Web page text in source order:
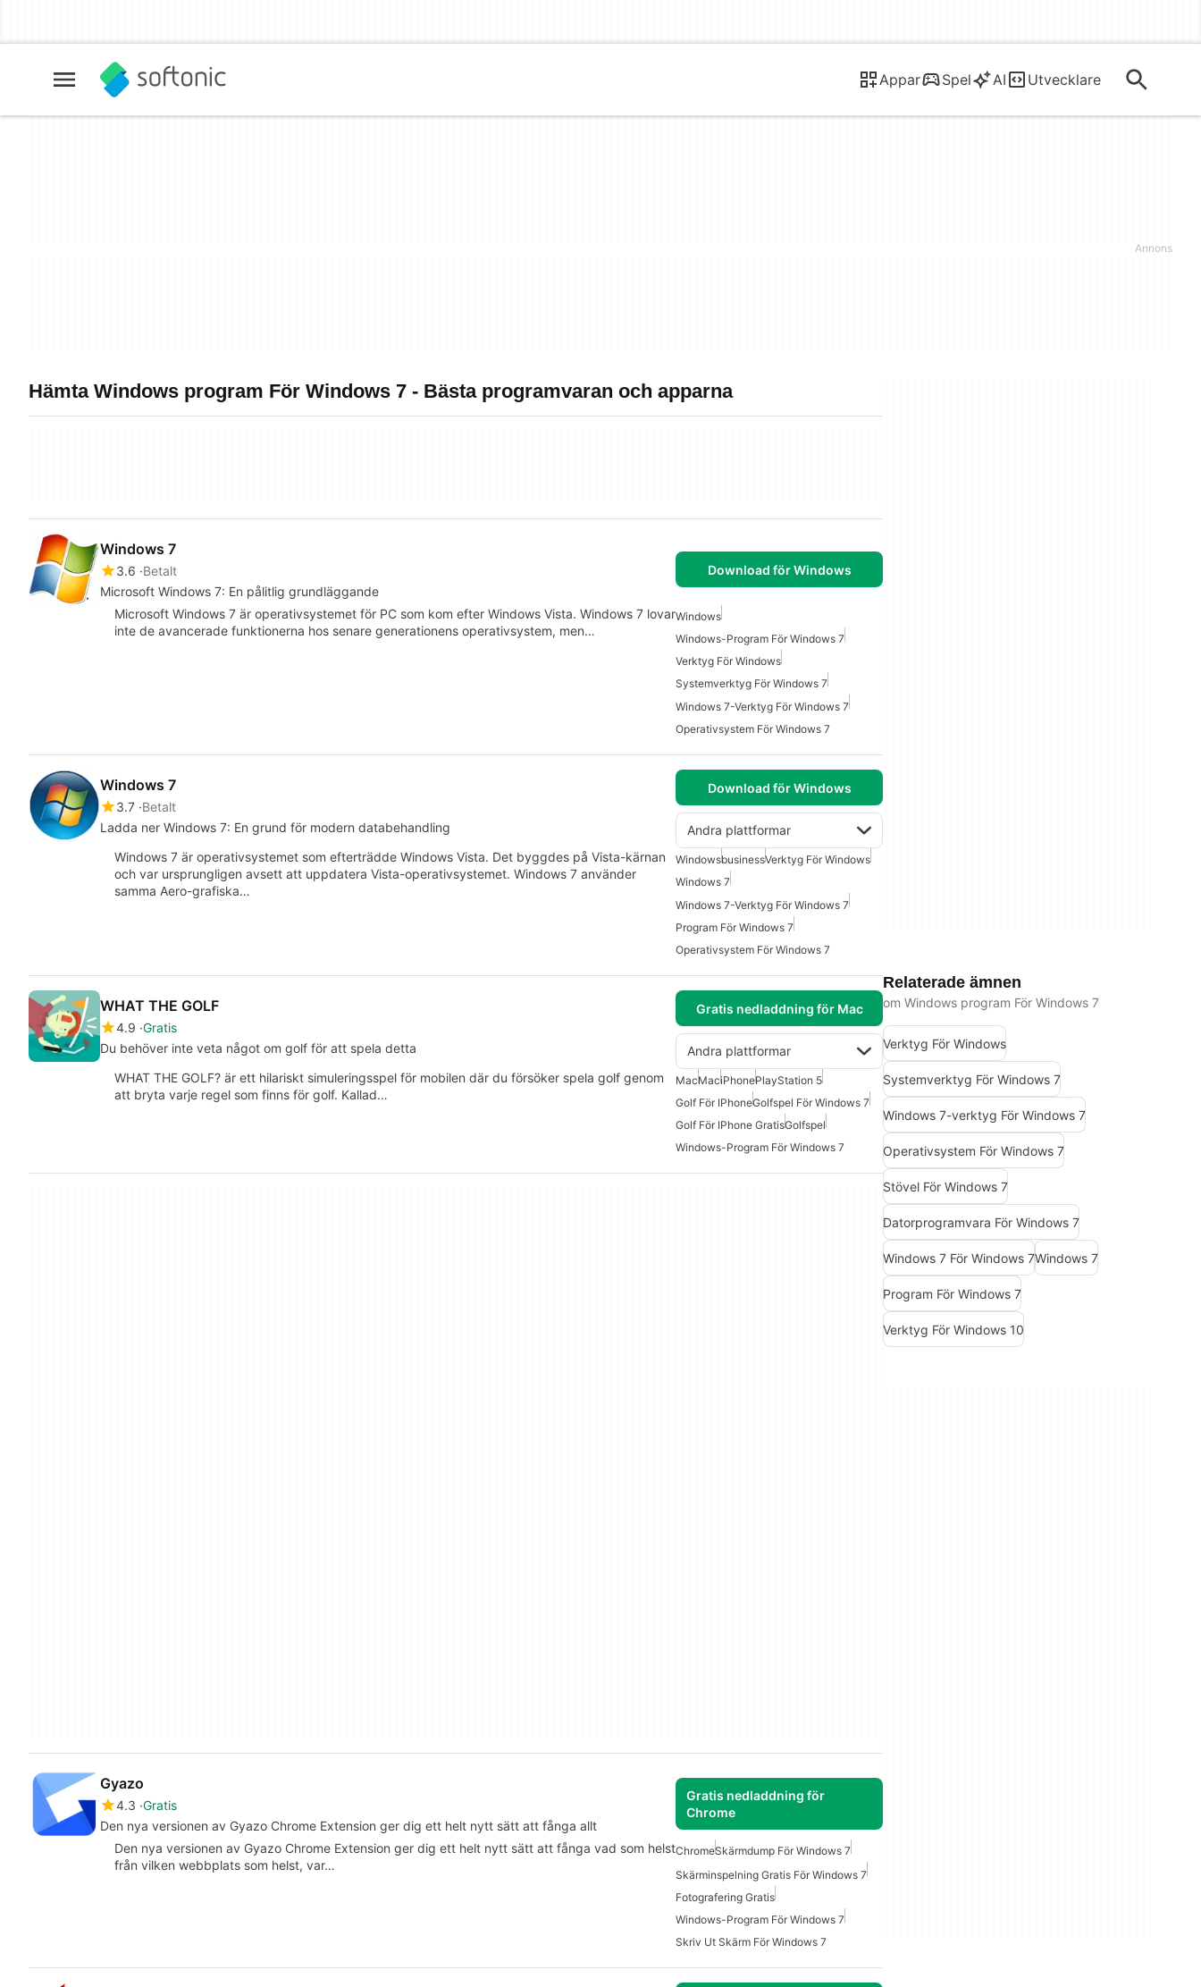
Appar Spel AI Utvecklare
Hämta Windows program För Windows 7 - Bästa programvaran och apparna
Windows 7
3.6 Betalt
Microsoft Windows 7: En pålitlig grundläggande
Download för Windows
Microsoft Windows 7 är operativsystemet för PC som kom efter Windows Vista. Windows 7 lovar
inte de avancerade funktionerna hos senare generationens operativsystem, men…
Windows
Windows-Program För Windows 7
Verktyg För Windows
Systemverktyg För Windows 7
Windows 7-Verktyg För Windows 7
Operativsystem För Windows 7
Windows 7
3.7 Betalt
Ladda ner Windows 7: En grund för modern databehandling
Download för Windows
Andra plattformar
Windows 7 är operativsystemet som efterträdde Windows Vista. Det byggdes på Vista-kärnan
och var ursprungligen avsett att uppdatera Vista-operativsystemet. Windows 7 använder
samma Aero-grafiska…
WindowsbusinessVerktyg För Windows
Windows 7
Windows 7-Verktyg För Windows 7
Program För Windows 7
Operativsystem För Windows 7
WHAT THE GOLF
4.9 Gratis
Du behöver inte veta något om golf för att spela detta
Gratis nedladdning för Mac
Andra plattformar
WHAT THE GOLF? är ett hilariskt simuleringsspel för mobilen där du försöker spela golf genom
att bryta varje regel som finns för golf. Kallad…
MacMaciPhonePlayStation 5
Golf För IPhoneGolfspel För Windows 7
Golf För IPhone GratisGolfspel
Windows-Program För Windows 7
Gyazo
4.3 Gratis
Den nya versionen av Gyazo Chrome Extension ger dig ett helt nytt sätt att fånga allt
Gratis nedladdning för
Chrome
Den nya versionen av Gyazo Chrome Extension ger dig ett helt nytt sätt att fånga vad som helst
från vilken webbplats som helst, var…
ChromeSkärmdump För Windows 7
Skärminspelning Gratis För Windows 7
Fotografering Gratis
Windows-Program För Windows 7
Skriv Ut Skärm För Windows 7
Relaterade ämnen
om Windows program För Windows 7
Verktyg För Windows
Systemverktyg För Windows 7
Windows 7-verktyg För Windows 7
Operativsystem För Windows 7
Stövel För Windows 7
Datorprogramvara För Windows 7
Windows 7 För Windows 7Windows 7
Program För Windows 7
Verktyg För Windows 10